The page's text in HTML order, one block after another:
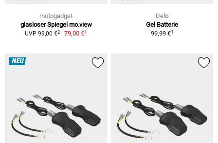
motogadget
glasloser Spiegel mo.view
UVP 99,00 €2 79,00 €1
Delo
Gel Batterie
99,99 €1
NEU